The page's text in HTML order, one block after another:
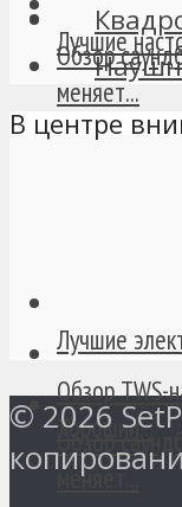
Лучшие
Лучшие
Обзор
меняет...
Обзор TWS-
Хороший...
В центре
меняет...
© 2026